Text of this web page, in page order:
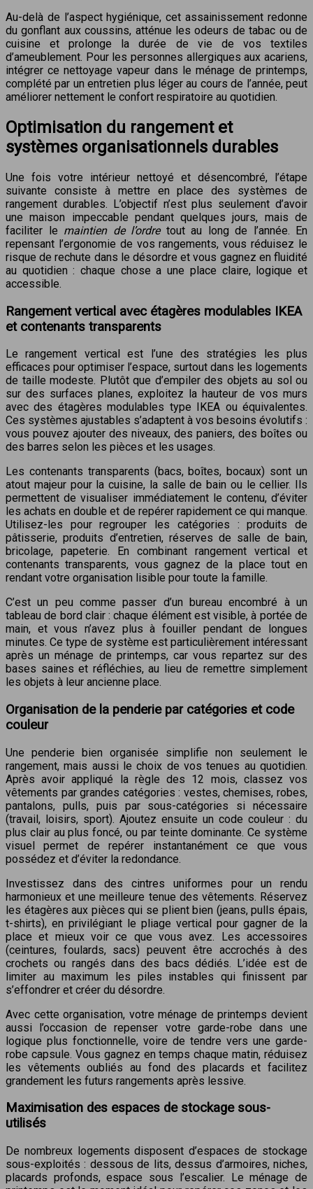
Au-delà de l’aspect hygiénique, cet assainissement redonne
du gonflant aux coussins, atténue les odeurs de tabac ou de
cuisine et prolonge la durée de vie de vos textiles
d’ameublement. Pour les personnes allergiques aux acariens,
intégrer ce nettoyage vapeur dans le ménage de printemps,
complété par un entretien plus léger au cours de l’année, peut
améliorer nettement le confort respiratoire au quotidien.
Optimisation du rangement et
systèmes organisationnels durables
Une fois votre intérieur nettoyé et désencombré, l’étape
suivante consiste à mettre en place des systèmes de
rangement durables. L’objectif n’est plus seulement d’avoir
une maison impeccable pendant quelques jours, mais de
faciliter le maintien de l’ordretout au long de l’année. En
repensant l’ergonomie de vos rangements, vous réduisez le
risque de rechute dans le désordre et vous gagnez en fluidité
au quotidien : chaque chose a une place claire, logique et
accessible.
Rangement vertical avec étagères modulables IKEA
et contenants transparents
Le rangement vertical est l’une des stratégies les plus
efficaces pour optimiser l’espace, surtout dans les logements
de taille modeste. Plutôt que d’empiler des objets au sol ou
sur des surfaces planes, exploitez la hauteur de vos murs
avec des étagères modulables type IKEA ou équivalentes.
Ces systèmes ajustables s’adaptent à vos besoins évolutifs :
vous pouvez ajouter des niveaux, des paniers, des boîtes ou
des barres selon les pièces et les usages.
Les contenants transparents (bacs, boîtes, bocaux) sont un
atout majeur pour la cuisine, la salle de bain ou le cellier. Ils
permettent de visualiser immédiatement le contenu, d’éviter
les achats en double et de repérer rapidement ce qui manque.
Utilisez-les pour regrouper les catégories : produits de
pâtisserie, produits d’entretien, réserves de salle de bain,
bricolage, papeterie. En combinant rangement vertical et
contenants transparents, vous gagnez de la place tout en
rendant votre organisation lisible pour toute la famille.
C’est un peu comme passer d’un bureau encombré à un
tableau de bord clair : chaque élément est visible, à portée de
main, et vous n’avez plus à fouiller pendant de longues
minutes. Ce type de système est particulièrement intéressant
après un ménage de printemps, car vous repartez sur des
bases saines et réfléchies, au lieu de remettre simplement
les objets à leur ancienne place.
Organisation de la penderie par catégories et code
couleur
Une penderie bien organisée simplifie non seulement le
rangement, mais aussi le choix de vos tenues au quotidien.
Après avoir appliqué la règle des 12 mois, classez vos
vêtements par grandes catégories : vestes, chemises, robes,
pantalons, pulls, puis par sous-catégories si nécessaire
(travail, loisirs, sport). Ajoutez ensuite un code couleur : du
plus clair au plus foncé, ou par teinte dominante. Ce système
visuel permet de repérer instantanément ce que vous
possédez et d’éviter la redondance.
Investissez dans des cintres uniformes pour un rendu
harmonieux et une meilleure tenue des vêtements. Réservez
les étagères aux pièces qui se plient bien (jeans, pulls épais,
t-shirts), en privilégiant le pliage vertical pour gagner de la
place et mieux voir ce que vous avez. Les accessoires
(ceintures, foulards, sacs) peuvent être accrochés à des
crochets ou rangés dans des bacs dédiés. L’idée est de
limiter au maximum les piles instables qui finissent par
s’effondrer et créer du désordre.
Avec cette organisation, votre ménage de printemps devient
aussi l’occasion de repenser votre garde-robe dans une
logique plus fonctionnelle, voire de tendre vers une garde-
robe capsule. Vous gagnez en temps chaque matin, réduisez
les vêtements oubliés au fond des placards et facilitez
grandement les futurs rangements après lessive.
Maximisation des espaces de stockage sous-
utilisés
De nombreux logements disposent d’espaces de stockage
sous-exploités : dessous de lits, dessus d’armoires, niches,
placards profonds, espace sous l’escalier. Le ménage de